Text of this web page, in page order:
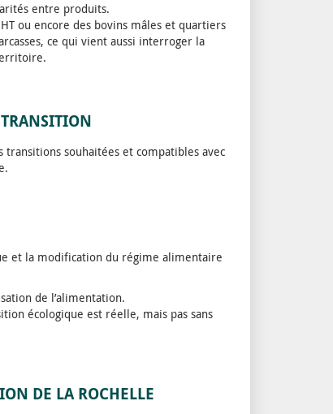
entre produits.
ou encore des bovins mâles et quartiers
ce qui vient aussi interroger la
souhaitées et compatibles avec
et la modification du régime alimentaire
de l’alimentation.
écologique est réelle, mais pas sans
DE LA ROCHELLE